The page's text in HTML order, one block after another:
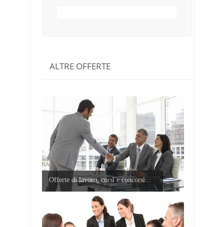
ALTRE OFFERTE
Offerte di lavoro, corsi e concorsi...